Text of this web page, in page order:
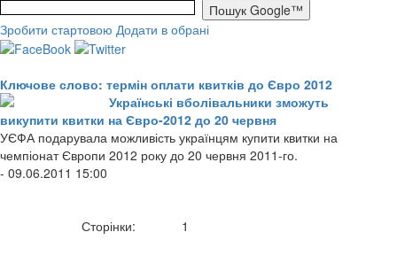
Зробити стартовою Додати в обрані
Ключове слово: термін оплати квитків до Євро 2012
Українські вболівальники зможуть
викупити квитки на Євро-2012 до 20 червня
УЄФА подарувала можливість українцям купити квитки на
чемпіонат Європи 2012 року до 20 червня 2011-го.
- 09.06.2011 15:00
Сторінки: 1